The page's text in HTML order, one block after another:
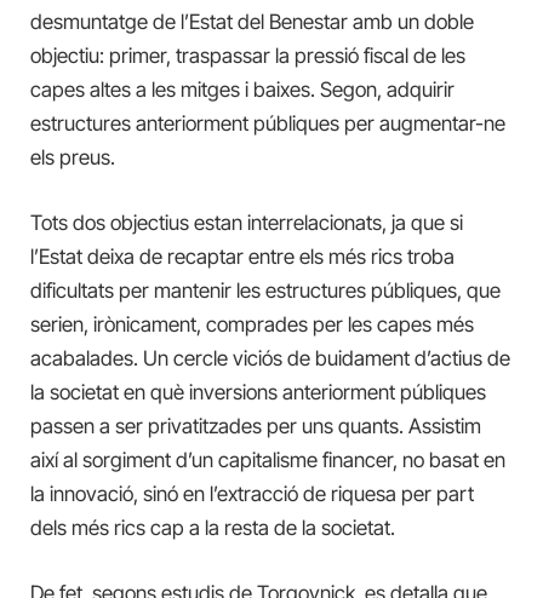
desmuntatge de l’Estat del Benestar amb un doble
objectiu: primer, traspassar la pressió fiscal de les
capes altes a les mitges i baixes. Segon, adquirir
estructures anteriorment públiques per augmentar-ne
els preus.
Tots dos objectius estan interrelacionats, ja que si
l’Estat deixa de recaptar entre els més rics troba
dificultats per mantenir les estructures públiques, que
serien, irònicament, comprades per les capes més
acabalades. Un cercle viciós de buidament d’actius de
la societat en què inversions anteriorment públiques
passen a ser privatitzades per uns quants. Assistim
així al sorgiment d’un capitalisme financer, no basat en
la innovació, sinó en l’extracció de riquesa per part
dels més rics cap a la resta de la societat.